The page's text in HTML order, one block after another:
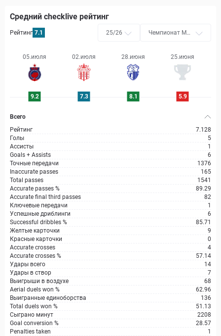
Средний checklive рейтинг
Рейтинг 7.1 25/26
Чемпионат Мар
05.июля 02.июля 28.июня 25.июня
9.2 7.3 8.1 5.9
Всего
Рейтинг
7.128
Голы
5
Ассисты
1
Goals + Assists
6
Точные передачи
1376
Inaccurate passes
165
Total passes
1541
Accurate passes %
89.29
Accurate final third passes
82
Ключевые передачи
1
Успешные дриблинги
6
Successful dribbles %
85.71
Желтые карточки
9
Красные карточки
0
Accurate crosses
4
Accurate crosses %
57.14
Удары всего
14
Удары в створ
7
Выигрыши в воздухе
68
Aerial duels won %
62.96
Выигранные единоборства
136
Total duels won %
51.13
Сыграно минут
2208
Goal conversion %
28.57
Penalties taken
1